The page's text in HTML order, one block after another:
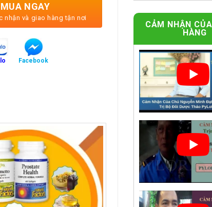
Tiền Liệt Về Mức Lý Tưởng số lượng
MUA NGAY
nhận và giao hàng tận nơi
Facebook
CẢM NHẬN
HÀNG